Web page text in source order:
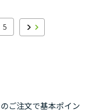
5
ご注文で基本ポイン